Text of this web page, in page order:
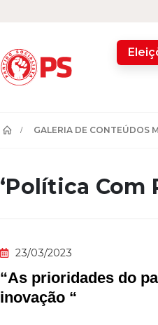
GALERIA DE CONTEÚDOS
‘Política Com
23/03/2023
“As prioridades do
inovação “